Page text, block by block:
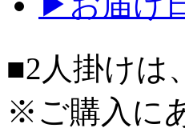
■2人掛けは、
※ご購入に